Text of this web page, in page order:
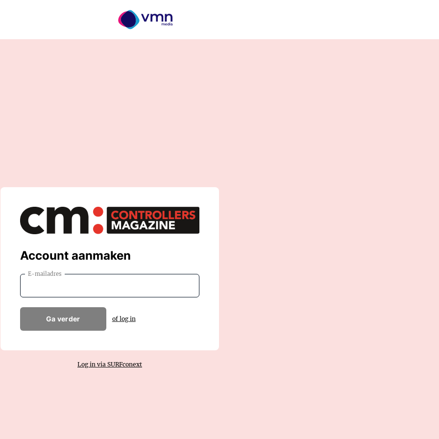
Account aanmaken
E-mailadres
Ga verder of log in
Log in via SURFconext